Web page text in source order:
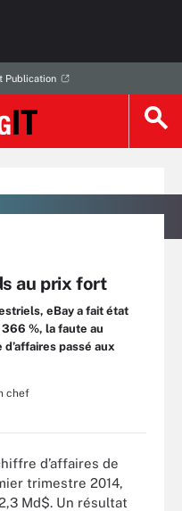
Publication
au prix fort
eBay a fait état
%, la faute au
passé aux
chef
d’affaires de
trimestre 2014,
Md$. Un résultat